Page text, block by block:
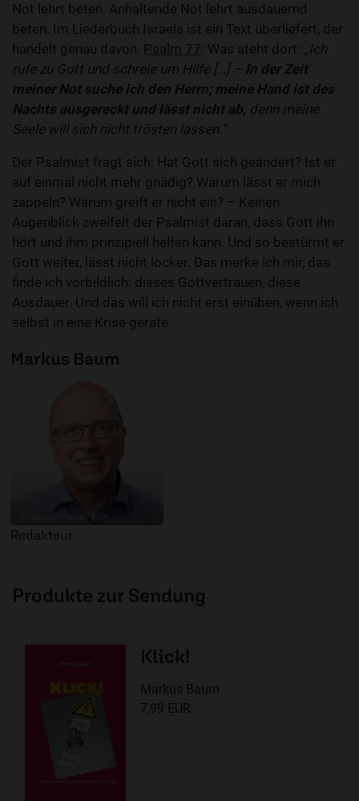
Not lehrt beten. Anhaltende Not lehrt ausdauernd
beten. Im Liederbuch Israels ist ein Text überliefert, der
handelt genau davon. Psalm 77 : Was steht dort: „Ich
rufe zu Gott und schreie um Hilfe […] – In der Zeit
meiner Not suche ich den Herrn; meine Hand ist des
Nachts ausgereckt und lässt nicht ab, denn meine
Seele will sich nicht trösten lassen.“
Der Psalmist fragt sich: Hat Gott sich geändert? Ist er
auf einmal nicht mehr gnädig? Warum lässt er mich
zappeln? Warum greift er nicht ein? – Keinen
Augenblick zweifelt der Psalmist daran, dass Gott ihn
hört und ihm prinzipiell helfen kann. Und so bestürmt er
Gott weiter, lässt nicht locker. Das merke ich mir, das
finde ich vorbildlich: dieses Gottvertrauen, diese
Ausdauer. Und das will ich nicht erst einüben, wenn ich
selbst in eine Krise gerate.
Markus Baum
Redakteur
Produkte zur Sendung
Klick!
Markus Baum
7,99 EUR